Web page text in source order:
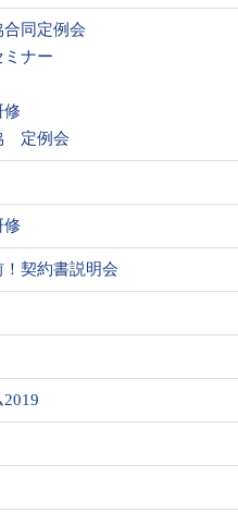
同定例会
ナー
定例会
契約書説明会